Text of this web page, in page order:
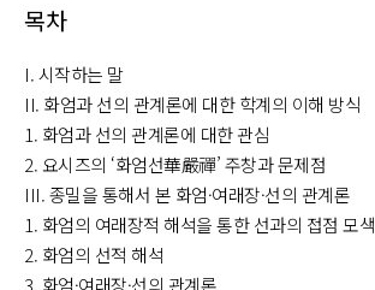
목차
I. 시작하는 말
II. 화엄과 선의 관계론에 대한 학계의 이해 방식
1. 화엄과 선의 관계론에 대한 관심
2. 요시즈의 ‘화엄선華嚴禪’ 주창과 문제점
III. 종밀을 통해서 본 화엄·여래장·선의 관계론
1. 화엄의 여래장적 해석을 통한 선과의 접점 모색
2. 화엄의 선적 해석
3. 화엄·여래장·선의 관계론